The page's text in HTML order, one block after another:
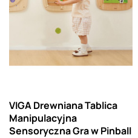
VIGA Drewniana Tablica
Manipulacyjna
Sensoryczna Gra w Pinball